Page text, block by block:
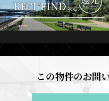
この物件のお問